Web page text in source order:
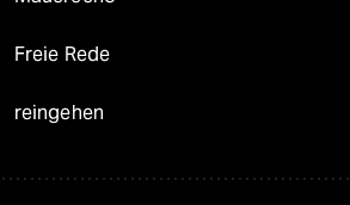
Freie Rede
reingehen